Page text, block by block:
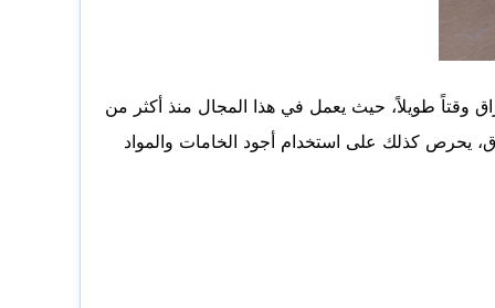
طويلاً، حيث يعمل في هذا المجال منذ أكثر من
يحرص كذلك على استخدام أجود الخامات والمواد